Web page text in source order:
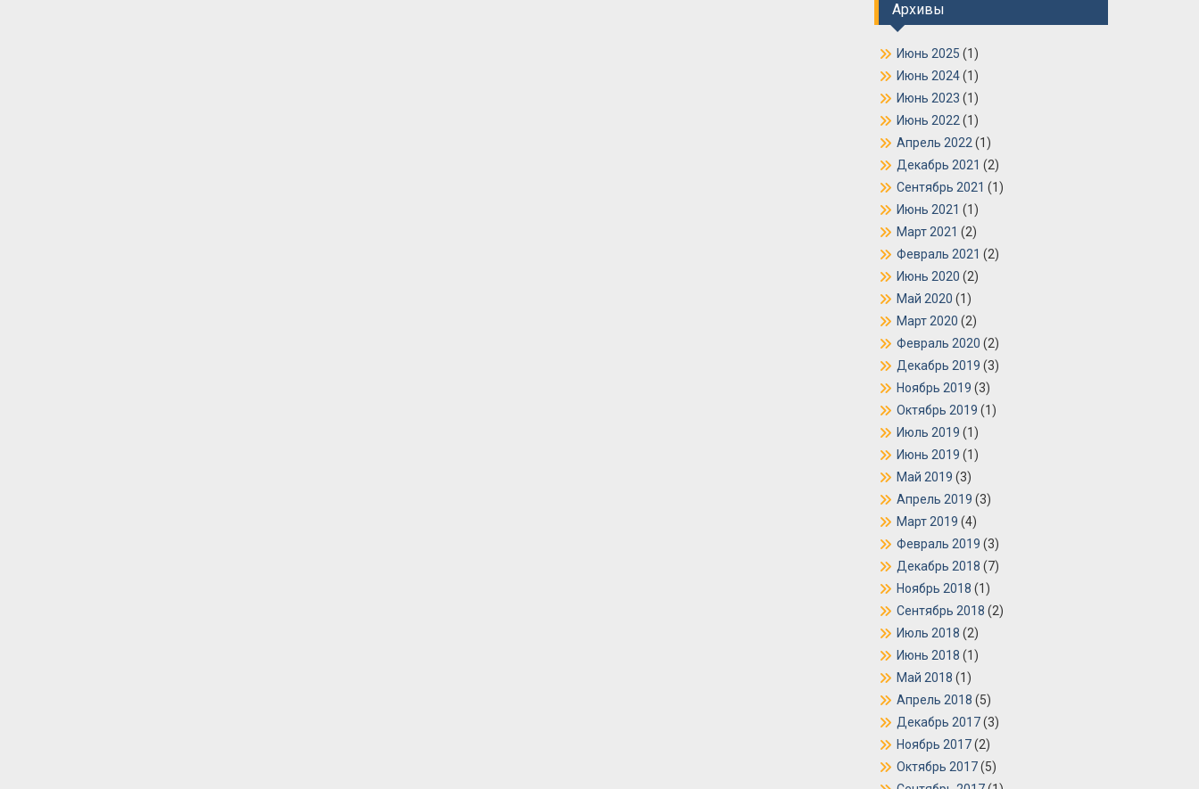
Архивы
Июнь 2025 (1)
Июнь 2024(1)
Июнь 2023 (1)
Июнь 2022 (1)
Апрель 2022 (1)
Декабрь 2021 (2)
Сентябрь 2021 (1)
Июнь 2021 (1)
Март 2021 (2)
Февраль 2021 (2)
Июнь 2020 (2)
Май 2020 (1)
Март 2020 (2)
Февраль 2020 (2)
Декабрь 2019 (3)
Ноябрь 2019 (3)
Октябрь 2019 (1)
Июль 2019 (1)
Июнь 2019 (1)
Май 2019 (3)
Апрель 2019 (3)
Март 2019 (4)
Февраль 2019 (3)
Декабрь 2018 (7)
Ноябрь 2018 (1)
Сентябрь 2018 (2)
Июль 2018 (2)
Июнь 2018 (1)
Май 2018 (1)
Апрель 2018 (5)
Декабрь 2017(3)
Ноябрь 2017(2)
Октябрь 2017(5)